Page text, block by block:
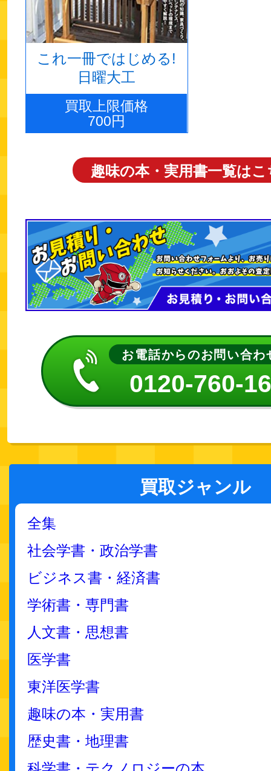
これ一冊ではじめる!
日曜大工
買取上限価格
700円
趣味の本・実用書一覧はこ
お電話からのお問い合わ
0120-760-
買取ジャンル
全集
社会学書・政治学書
ビジネス書・経済書
学術書・専門書
人文書・思想書
医学書
東洋医学書
趣味の本・実用書
歴史書・地理書